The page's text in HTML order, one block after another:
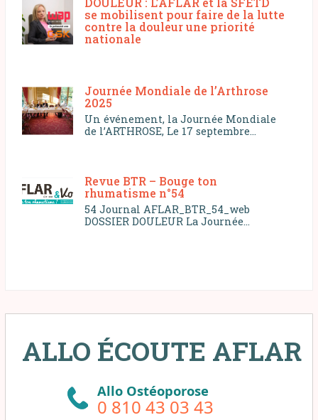
se mobilisent pour faire de la lutte
contre la douleur une priorité
nationale
Journée Mondiale de l’Arthrose
2025
Un événement, la Journée Mondiale
de l’ARTHROSE, Le 17 septembre...
Revue BTR – Bouge ton
rhumatisme n°54
54 Journal AFLAR_BTR_54_web
DOSSIER DOULEUR La Journée...
ALLO ÉCOUTE AFLAR
Allo Ostéoporose
0 810 43 03 43